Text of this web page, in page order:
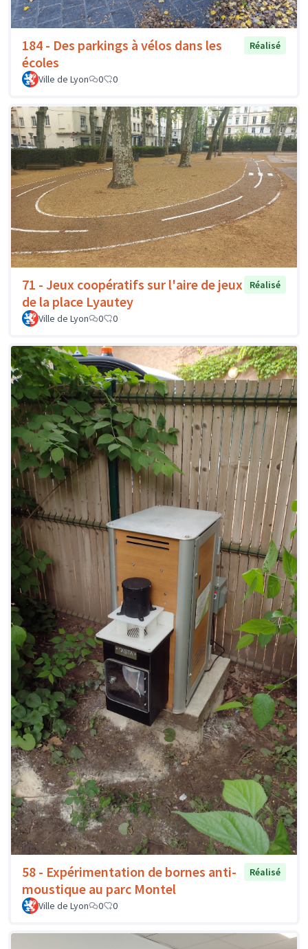
184 - Des parkings à vélos dans les
écoles
Réalisé
Ville de Lyon 0 0
71 - Jeux coopératifs sur l'aire de jeux
de la place Lyautey
Réalisé
Ville de Lyon 0 0
58 - Expérimentation de bornes anti-
moustique au parc Montel
Réalisé
Ville de Lyon 0 0